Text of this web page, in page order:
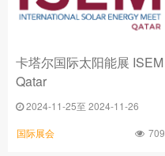
卡塔尔国际太阳能展 ISEM
Qatar
2024-11-25至 2024-11-26
国际展会 709